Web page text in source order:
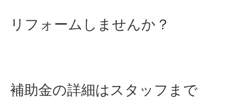
リフォームしませんか？
補助金の詳細はスタッフまで